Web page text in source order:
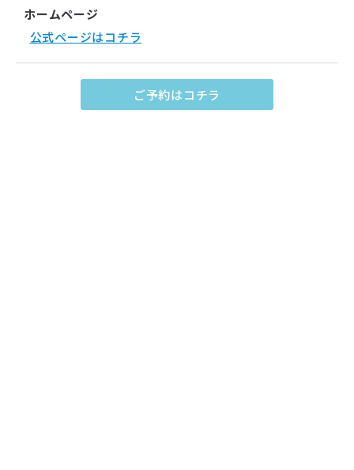
ホームページ
公式ページはコチラ
ご予約はコチラ